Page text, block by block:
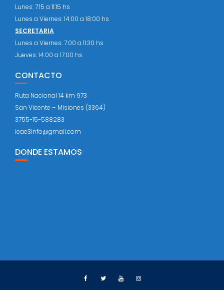
Lunes: 7:15 a 11:15 hs
Lunes a Viernes: 14:00 a 18:00 hs
SECRETARIA
Lunes a Viernes: 7:00 a 11:30 hs
Jueves: 14:00 a 17:00 hs
CONTACTO
Ruta Nacional 14 km 973
San Vicente – Misiones (3364)
3755-15-588283
ieae3info@gmail.com
DONDE ESTAMOS